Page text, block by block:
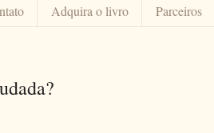
Adquira o livro Parceiros